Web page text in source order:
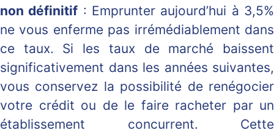
non définitif : Emprunter aujourd’hui à 3,5%
ne vous enferme pas irrémédiablement dans
ce taux. Si les taux de marché baissent
significativement dans les années suivantes,
vous conservez la possibilité de renégocier
votre crédit ou de le faire racheter par un
établissement concurrent. Cette